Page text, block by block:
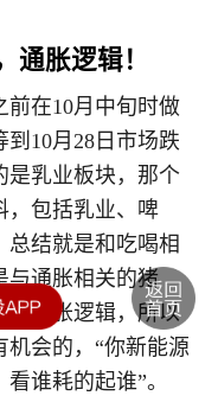
通胀逻辑！
前在10月中旬时做
10月28日市场跌
是乳业板块，那个
，包括乳业、啤
总结就是和吃喝相
与通胀相关的猪
的通胀逻辑，所以
会的，“你新能源
谁耗的起谁”。